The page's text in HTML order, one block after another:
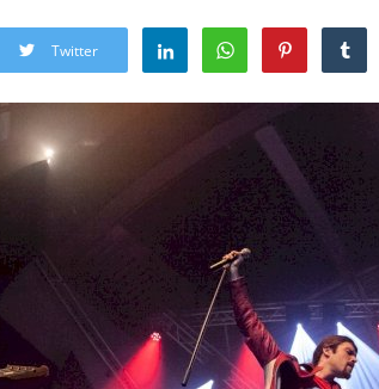
Twitter